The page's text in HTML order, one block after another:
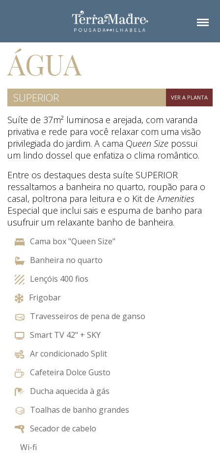
ÁGUA
SUPERIOR VER A PLANTA
Suíte de 37m² luminosa e arejada, com varanda
privativa e rede para você relaxar com uma visão
privilegiada do jardim. A cama Queen Size possui
um lindo dossel que enfatiza o clima romântico.
Entre os destaques desta suíte SUPERIOR
ressaltamos a banheira no quarto, roupão para o
casal, poltrona para leitura e o Kit de Amenities
Especial que inclui sais e espuma de banho para
usufruir um relaxante banho de banheira.
Cama box "Queen Size"
Banheira no quarto
Lençóis 400 fios
Frigobar
Travesseiros de pena de ganso
Smart TV 42" + SKY
Ar condicionado Split
Cafeteira Dolce Gusto
Ducha aquecida à gás
Toalhas de banho grandes
Secador de cabelo
Wi-fi